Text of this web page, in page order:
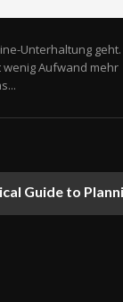
Unterhaltung geht.
wenig Aufwand mehr
Guide to